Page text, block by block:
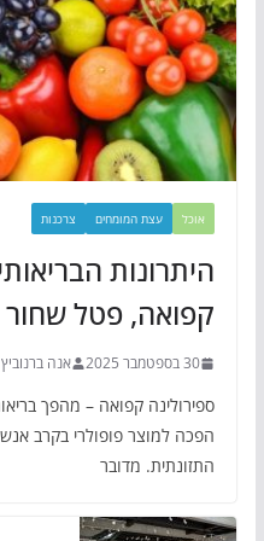
אוכל עצת המומחים צרכנות
היתרונות
קפואה, פטל שחור
30 בספטמבר 2025 אנה ברנוביץ
ספירולינה קפואה – מהפך
הפכה למוצר פופולרי בקרב
התזונתית. מדובר